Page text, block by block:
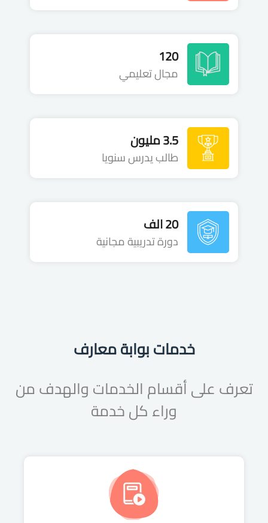
120
مجال تعليمي
3.5 مليون
طالب يدرس سنويا
20 الف
دورة تدريبية مجانية
خدمات بوابة معارف
تعرف على أقسام الخدمات والهدف من
وراء كل خدمة